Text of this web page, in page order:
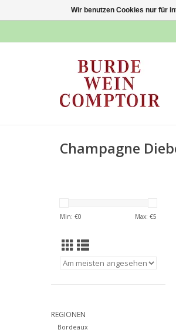
Champagne
Min: €0 Max: €5
REGIONEN
Bordeaux
Wir benutzen Cookies nur für